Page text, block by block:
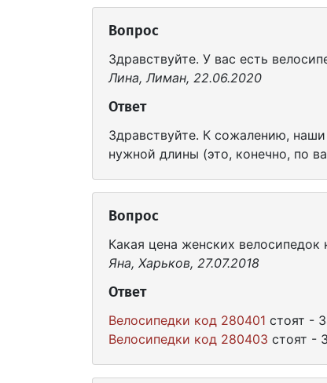
Вопрос
Здравствуйте. У вас есть
Лина, Лиман, 22.06.2020
Ответ
Здравствуйте. К сожалению,
нужной длины (это, конечно, по
Вопрос
Какая цена женских
Яна, Харьков, 27.07.2018
Ответ
Велосипедки код 280401 стоят -
Велосипедки код 280403 стоят -